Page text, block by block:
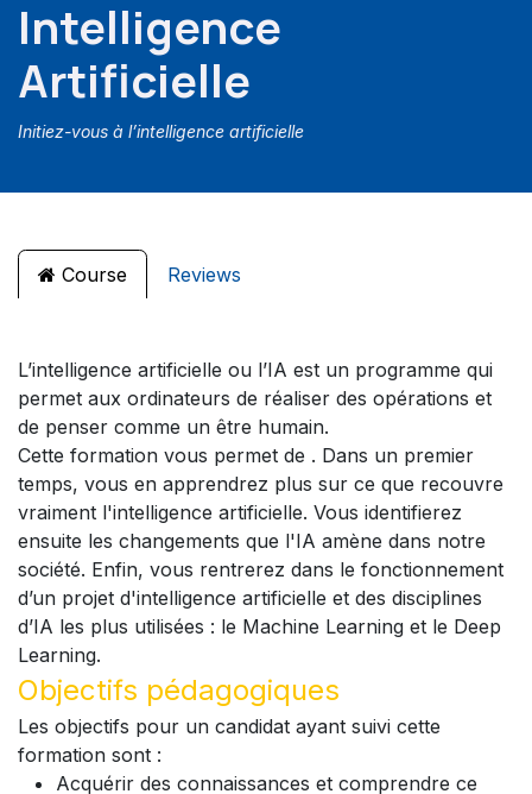
Intelligence
Artificielle
Initiez-vous à l’intelligence artificielle
Course Reviews
L’intelligence artificielle ou l’IA est un programme qui
permet aux ordinateurs de réaliser des opérations et
de penser comme un être humain.
Cette formation vous permet de . Dans un premier
temps, vous en apprendrez plus sur ce que recouvre
vraiment l'intelligence artificielle. Vous identifierez
ensuite les changements que l'IA amène dans notre
société. Enfin, vous rentrerez dans le fonctionnement
d’un projet d'intelligence artificielle et des disciplines
d’IA les plus utilisées : le Machine Learning et le Deep
Learning.
Objectifs pédagogiques
Les objectifs pour un candidat ayant suivi cette
formation sont :
Acquérir des connaissances et comprendre ce